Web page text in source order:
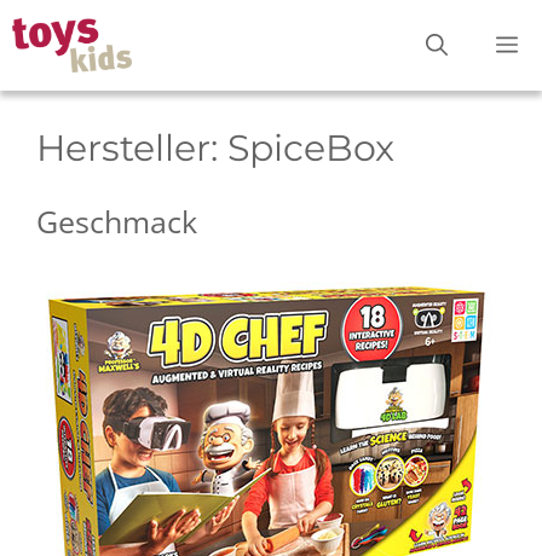
Zum
Inhalt
springen
Hersteller: SpiceBox
Geschmack